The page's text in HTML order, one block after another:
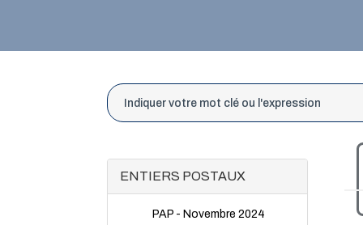
ENTIERS POSTAUX
PAP - Novembre 2024